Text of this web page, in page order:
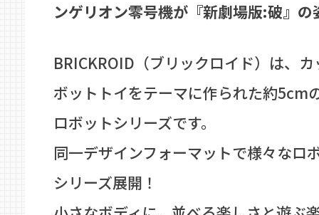
ンゲリオン零号機が『新劇場版:破』の
BRICKROID（ブリックロイド）は、
ボットトイをテーマに作られた約5cm
ロボットシリーズです。
同一デザインフォーマットで様々なロ
シリーズ展開！